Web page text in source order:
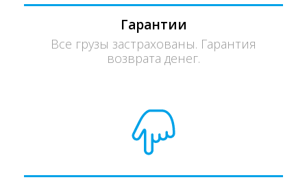
Гарантии
Все грузы застрахованы. Гарантия
возврата денег.